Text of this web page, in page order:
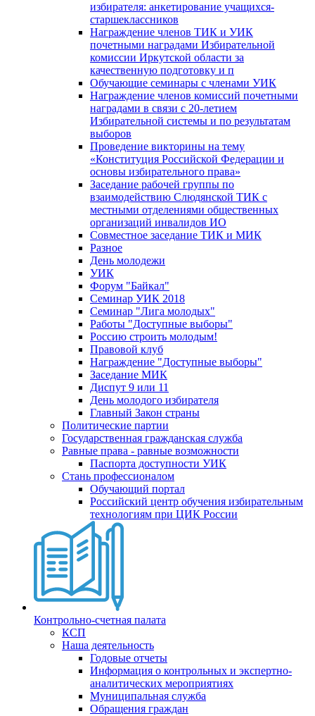
избирателя: анкетирование учащихся-
старшеклассников
Награждение членов ТИК и УИК
почетными наградами Избирательной
комиссии Иркутской области за
качественную подготовку и п
Обучающие семинары с членами УИК
Награждение членов комиссий почетными
наградами в связи с 20-летием
Избирательной системы и по результатам
выборов
Проведение викторины на тему
«Конституция Российской Федерации и
основы избирательного права»
Заседание рабочей группы по
взаимодействию Слюдянской ТИК с
местными отделениями общественных
организаций инвалидов ИО
Совместное заседание ТИК и МИК
Разное
День молодежи
УИК
Форум "Байкал"
Семинар УИК 2018
Семинар "Лига молодых"
Работы "Доступные выборы"
Россию строить молодым!
Правовой клуб
Награждение "Доступные выборы"
Заседание МИК
Диспут 9 или 11
День молодого избирателя
Главный Закон страны
Политические партии
Государственная гражданская служба
Равные права - равные возможности
Паспорта доступности УИК
Стань профессионалом
Обучающий портал
Российский центр обучения избирательным
технологиям при ЦИК России
Контрольно-счетная палата
КСП
Наша деятельность
Годовые отчеты
Информация о контрольных и экспертно-
аналитических мероприятиях
Муниципальная служба
Обращения граждан